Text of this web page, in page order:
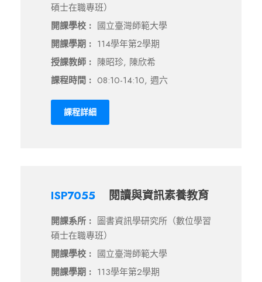
碩士在職專班）
開課學校 : 國立臺灣師範大學
開課學期 : 114學年第2學期
授課教師 : 陳昭珍, 陳欣希
課程時間 : 08:10-14:10, 週六
課程詳細
ISP7055 閱讀與資訊素養教育
開課系所 : 圖書資訊學研究所（數位學習
碩士在職專班）
開課學校 : 國立臺灣師範大學
開課學期 : 113學年第2學期